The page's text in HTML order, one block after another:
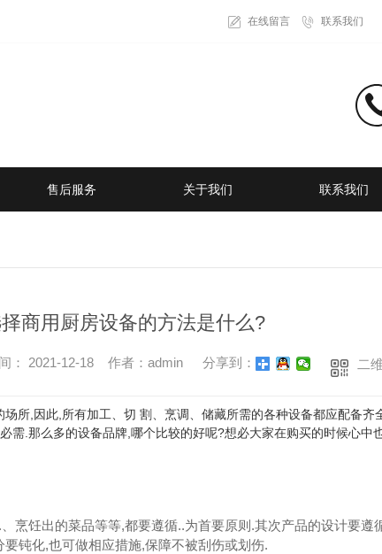
在线留言 联系我们
售后服务 关于我们 联系我们
商用厨房设备的方法是什么?
： 2021-12-18 作者：admin 分享到： 二
所,因此,所有加工、切 割、烹调、储藏所需的各种设备都应配备齐
需.那么多的设备品牌,哪个比较的好呢?想必大家在购买的时候心中
烹饪出的菜品等等,都要遵循..为首要原则.其次产品的设计要遵
钝化,也可做相应措施,保障不被刮伤或划伤.